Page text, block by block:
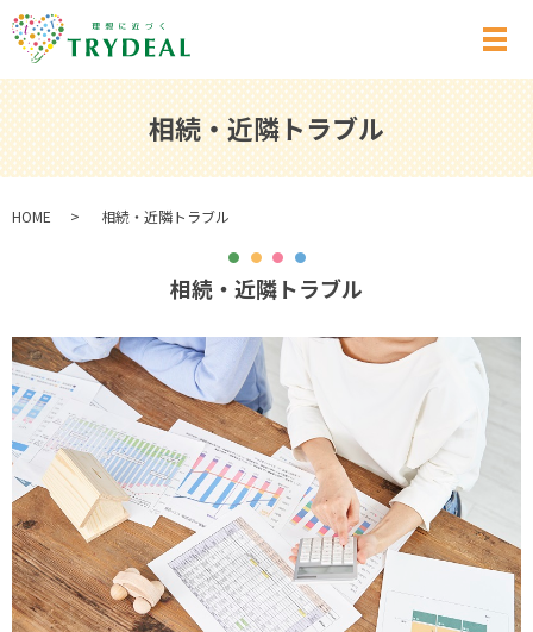
メ
相続・近隣トラブル
HOME 相続・近隣トラブル
相続・近隣トラブル